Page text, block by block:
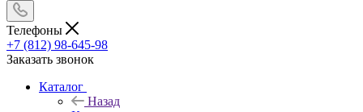
Телефоны
+7 (812) 98-645-98
Заказать звонок
Каталог
Назад